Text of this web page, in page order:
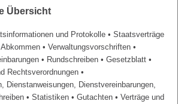
Übersicht
und Protokolle • Staatsverträge
Abkommen • Verwaltungsvorschriften •
• Rundschreiben • Gesetzblatt •
Rechtsverordnungen •
Dienstanweisungen, Dienstvereinbarungen,
• Statistiken • Gutachten • Verträge und